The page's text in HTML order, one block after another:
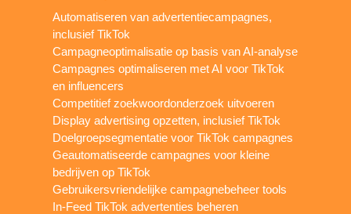
Automatiseren van advertentiecampagnes,
inclusief TikTok
Campagneoptimalisatie op basis van AI-analyse
Campagnes optimaliseren met AI voor TikTok
en influencers
Competitief zoekwoordonderzoek uitvoeren
Display advertising opzetten, inclusief TikTok
Doelgroepsegmentatie voor TikTok campagnes
Geautomatiseerde campagnes voor kleine
bedrijven op TikTok
Gebruikersvriendelijke campagnebeheer tools
In-Feed TikTok advertenties beheren